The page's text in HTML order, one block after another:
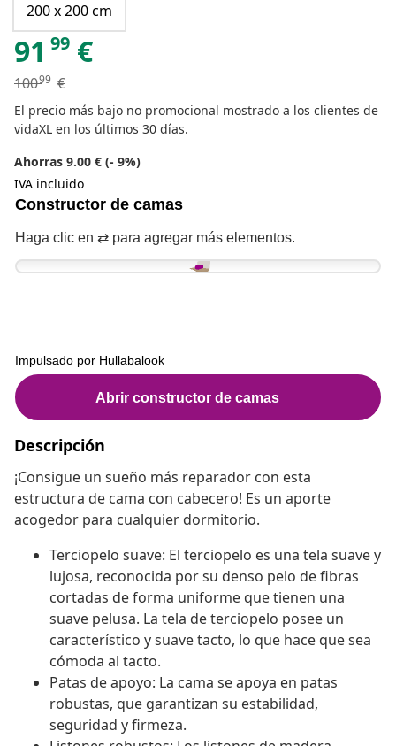
200 x 200 cm
91 99 €
10099 €
El precio más bajo no promocional mostrado a los clientes de
vidaXL en los últimos 30 días.
Ahorras 9.00 € (- 9%)
IVA incluido
Descripción
¡Consigue un sueño más reparador con esta
estructura de cama con cabecero! Es un aporte
acogedor para cualquier dormitorio.
Terciopelo suave: El terciopelo es una tela suave y
lujosa, reconocida por su denso pelo de fibras
cortadas de forma uniforme que tienen una
suave pelusa. La tela de terciopelo posee un
característico y suave tacto, lo que hace que sea
cómoda al tacto.
Patas de apoyo: La cama se apoya en patas
robustas, que garantizan su estabilidad,
seguridad y firmeza.